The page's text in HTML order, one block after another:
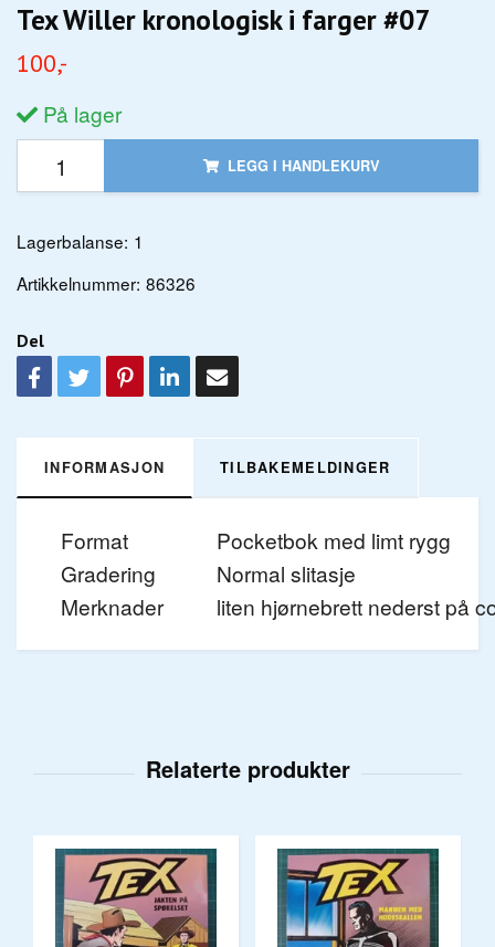
Tex Willer kronologisk i farger #07
100,-
På lager
LEGG I HANDLEKURV
Lagerbalanse: 1
Artikkelnummer: 86326
Del
INFORMASJON TILBAKEMELDINGER
Format
Pocketbok med limt rygg
Gradering
Normal slitasje
Merknader
liten hjørnebrett nederst på